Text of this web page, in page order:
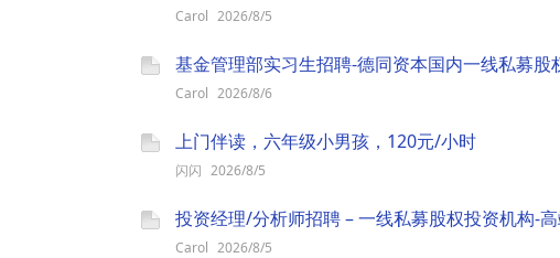
Carol 2026/8/5
基金管理部实习生招聘-德同资本国内一线私募股
Carol 2026/8/6
上门伴读，六年级小男孩，120元/小时
闪闪 2026/8/5
投资经理/分析师招聘 – 一线私募股权投资机构-
Carol 2026/8/5